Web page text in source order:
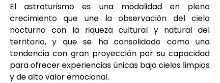
El astroturismo es una modalidad en pleno
crecimiento que une la observación del cielo
nocturno con la riqueza cultural y natural del
territorio, y que se ha consolidado como una
tendencia con gran proyección por su capacidad
para ofrecer experiencias únicas bajo cielos limpios
y de alto valor emocional.